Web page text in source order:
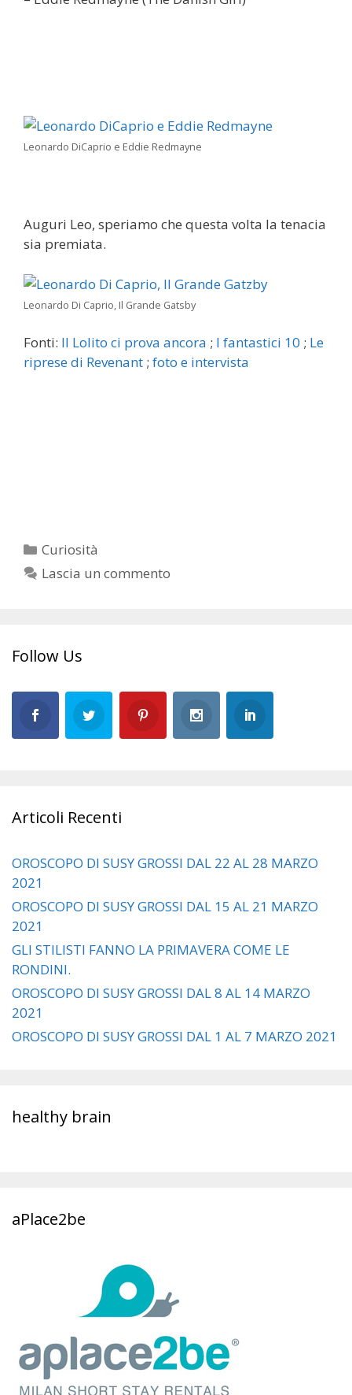
Leonardo DiCaprio e Eddie Redmayne
Auguri Leo, speriamo che questa volta la tenacia
sia premiata.
Leonardo Di Caprio, Il Grande Gatsby
Fonti: Il Lolito ci prova ancora ; I fantastici 10 ; Le
riprese di Revenant ; foto e intervista
Categorie
Curiosità
Lascia un commento
Follow Us
Articoli Recenti
OROSCOPO DI SUSY GROSSI DAL 22 AL 28 MARZO
2021
OROSCOPO DI SUSY GROSSI DAL 15 AL 21 MARZO
2021
GLI STILISTI FANNO LA PRIMAVERA COME LE
RONDINI.
OROSCOPO DI SUSY GROSSI DAL 8 AL 14 MARZO
2021
OROSCOPO DI SUSY GROSSI DAL 1 AL 7 MARZO 2021
healthy brain
aPlace2be